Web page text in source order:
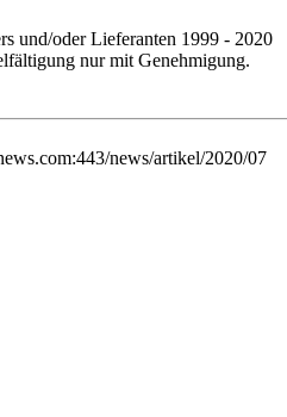
und/oder Lieferanten 1999 - 2020
nur mit Genehmigung.
news/artikel/2020/07